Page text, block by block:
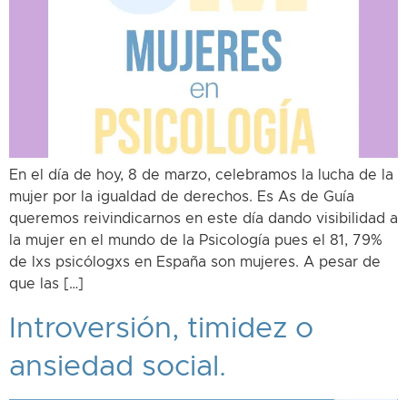
En el día de hoy, 8 de marzo, celebramos la lucha de la
mujer por la igualdad de derechos. Es As de Guía
queremos reivindicarnos en este día dando visibilidad a
la mujer en el mundo de la Psicología pues el 81, 79%
de lxs psicólogxs en España son mujeres. A pesar de
que las […]
Introversión, timidez o
ansiedad social.